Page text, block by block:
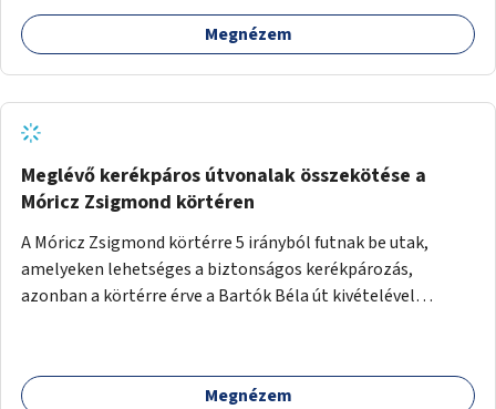
bemutatkozásra, szélesebb körben való ismertségre.
Megnézem
Meglévő kerékpáros útvonalak összekötése a
Móricz Zsigmond körtéren
A Móricz Zsigmond körtérre 5 irányból futnak be utak,
amelyeken lehetséges a biztonságos kerékpározás,
azonban a körtérre érve a Bartók Béla út kivételével
Megnézem